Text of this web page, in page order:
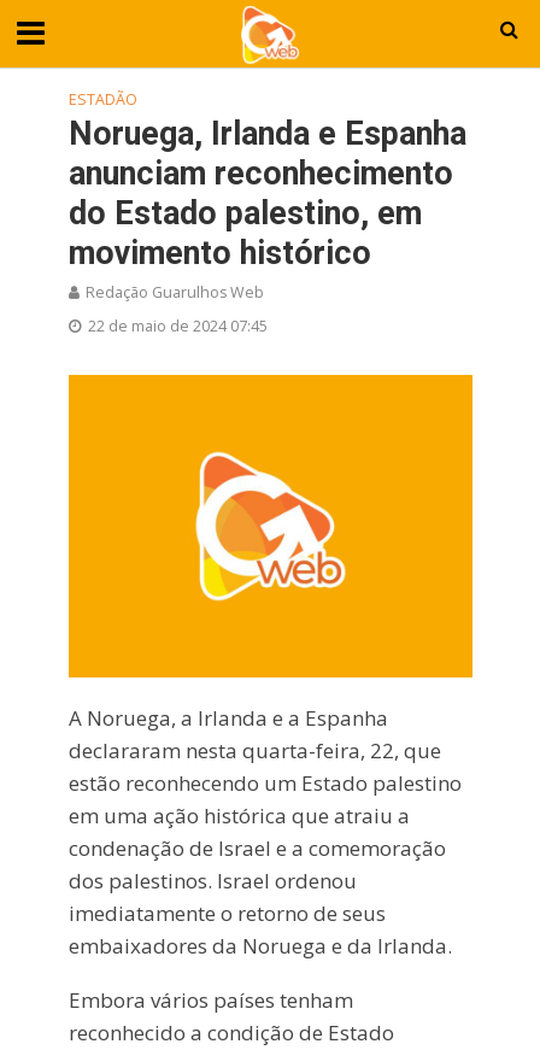
ESTADÃO
Noruega, Irlanda e Espanha
anunciam reconhecimento
do Estado palestino, em
movimento histórico
Redação Guarulhos Web
22 de maio de 2024 07:45
A Noruega, a Irlanda e a Espanha
declararam nesta quarta-feira, 22, que
estão reconhecendo um Estado palestino
em uma ação histórica que atraiu a
condenação de Israel e a comemoração
dos palestinos. Israel ordenou
imediatamente o retorno de seus
embaixadores da Noruega e da Irlanda.
Embora vários países tenham
reconhecido a condição de Estado